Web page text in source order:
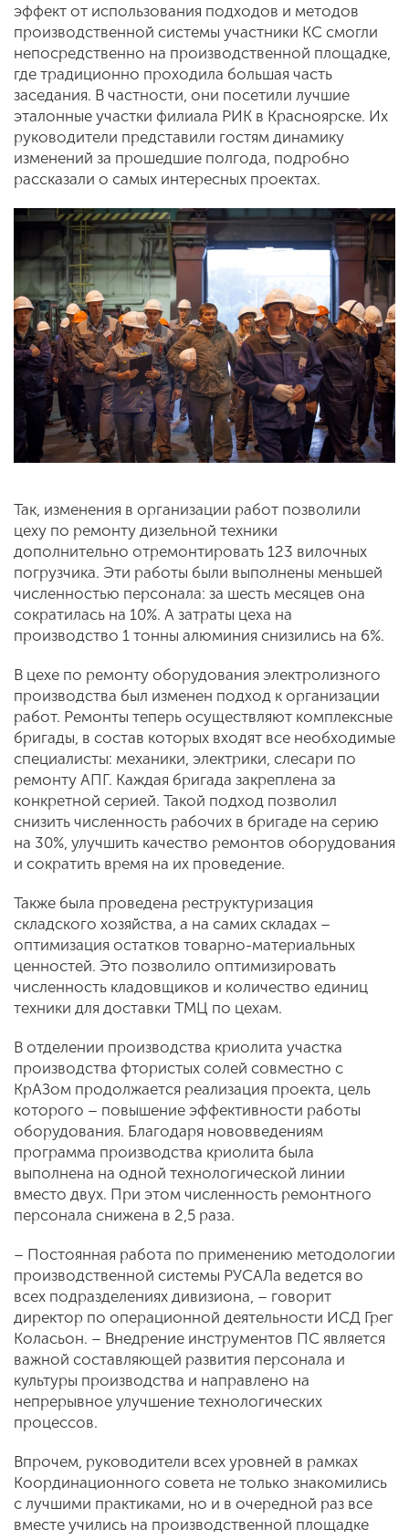
эффект от использования подходов и методов
производственной системы участники КС смогли
непосредственно на производственной площадке,
где традиционно проходила большая часть
заседания. В частности, они посетили лучшие
эталонные участки филиала РИК в Красноярске. Их
руководители представили гостям динамику
изменений за прошедшие полгода, подробно
рассказали о самых интересных проектах.
Так, изменения в организации работ позволили
цеху по ремонту дизельной техники
дополнительно отремонтировать 123 вилочных
погрузчика. Эти работы были выполнены меньшей
численностью персонала: за шесть месяцев она
сократилась на 10%. А затраты цеха на
производство 1 тонны алюминия снизились на 6%.
В цехе по ремонту оборудования электролизного
производства был изменен подход к организации
работ. Ремонты теперь осуществляют комплексные
бригады, в состав которых входят все необходимые
специалисты: механики, электрики, слесари по
ремонту АПГ. Каждая бригада закреплена за
конкретной серией. Такой подход позволил
снизить численность рабочих в бригаде на серию
на 30%, улучшить качество ремонтов оборудования
и сократить время на их проведение.
Также была проведена реструктуризация
складского хозяйства, а на самих складах –
оптимизация остатков товарно-материальных
ценностей. Это позволило оптимизировать
численность кладовщиков и количество единиц
техники для доставки ТМЦ по цехам.
В отделении производства криолита участка
производства фтористых солей совместно с
КрАЗом продолжается реализация проекта, цель
которого – повышение эффективности работы
оборудования. Благодаря нововведениям
программа производства криолита была
выполнена на одной технологической линии
вместо двух. При этом численность ремонтного
персонала снижена в 2,5 раза.
– Постоянная работа по применению методологии
производственной системы РУСАЛа ведется во
всех подразделениях дивизиона, – говорит
директор по операционной деятельности ИСД Грег
Коласьон. – Внедрение инструментов ПС является
важной составляющей развития персонала и
культуры производства и направлено на
непрерывное улучшение технологических
процессов.
Впрочем, руководители всех уровней в рамках
Координационного совета не только знакомились
с лучшими практиками, но и в очередной раз все
вместе учились на производственной площадке